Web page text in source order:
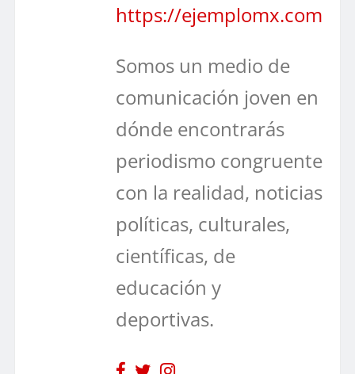
https://ejemplomx.com
Somos un medio de
comunicación joven en
dónde encontrarás
periodismo congruente
con la realidad, noticias
políticas, culturales,
científicas, de
educación y
deportivas.